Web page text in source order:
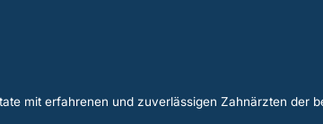
mit erfahrenen und zuverlässigen Zahnärzten der